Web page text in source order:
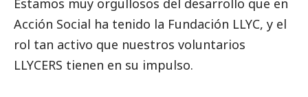
Estamos muy orgullosos del desarrollo que en
Acción Social ha tenido la Fundación LLYC, y el
rol tan activo que nuestros voluntarios
LLYCERS tienen en su impulso.